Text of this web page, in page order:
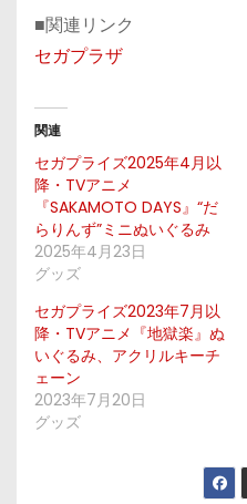
■関連リンク
セガプラザ
関連
セガプライズ2025年4月以
降・TVアニメ
『SAKAMOTO DAYS』“だ
らりんず”ミニぬいぐるみ
2025年4月23日
グッズ
セガプライズ2023年7月以
降・TVアニメ『地獄楽』ぬ
いぐるみ、アクリルキーチ
ェーン
2023年7月20日
グッズ